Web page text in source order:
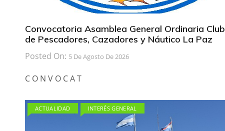
Convocatoria Asamblea General Ordinaria Club
de Pescadores, Cazadores y Náutico La Paz
Posted On: 5 De Agosto De 2026
C O N V O C A T
ACTUALIDAD INTERÉS GENERAL